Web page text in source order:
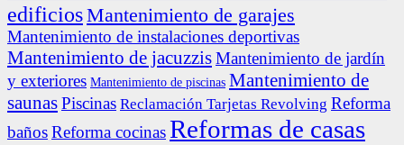
edificiosMantenimiento de garajes
Mantenimiento de instalaciones deportivas
Mantenimiento de jacuzzisMantenimiento de jardín
y exteriores Mantenimiento de piscinas Mantenimiento de
saunasPiscinas Reclamación Tarjetas Revolving Reforma
bañosReforma cocinasReformas de casas